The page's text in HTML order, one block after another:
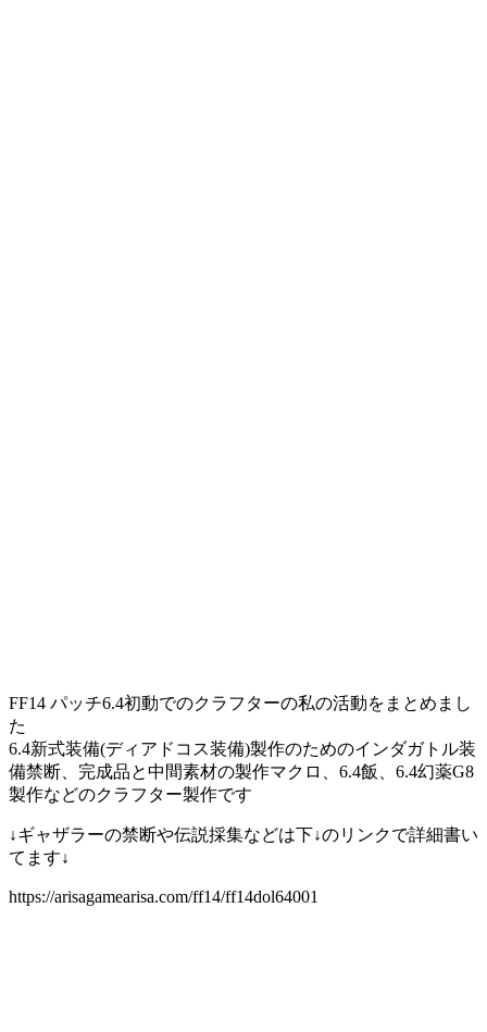
FF14 パッチ6.4初動でのクラフターの私の活動をまとめまし
た
6.4新式装備(ディアドコス装備)製作のためのインダガトル装
備禁断、完成品と中間素材の製作マクロ、6.4飯、6.4幻薬G8
製作などのクラフター製作です
↓ギャザラーの禁断や伝説採集などは下↓のリンクで詳細書い
てます↓
https://arisagamearisa.com/ff14/ff14dol64001